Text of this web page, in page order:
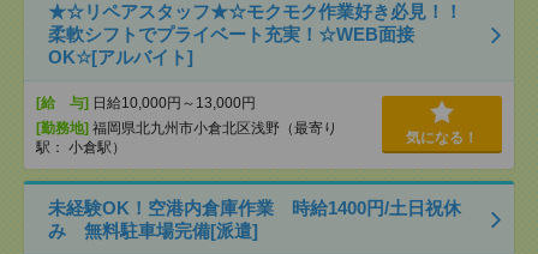
★☆リペアスタッフ★☆モクモク作業好き必見！！
柔軟シフトでプライベート充実！☆WEB面接
OK☆[アルバイト]
[給 与] 日給10,000円～13,000円
[勤務地] 福岡県北九州市小倉北区浅野（最寄り
駅： 小倉駅）
気になる！
未経験OK！空港内倉庫作業 時給1400円/土日祝休
み 無料駐車場完備[派遣]